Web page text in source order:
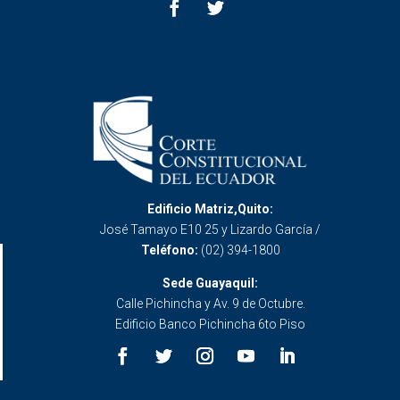
Edificio Matriz,Quito:
José Tamayo E10 25 y Lizardo García /
Teléfono: (02) 394-1800
Sede Guayaquil:
Calle Pichincha y Av. 9 de Octubre.
Edificio Banco Pichincha 6to Piso